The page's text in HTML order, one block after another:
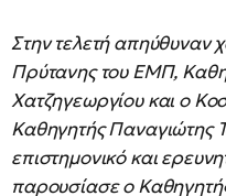
Στην τελετή απηύθυναν
Πρύτανης του ΕΜΠ,
Χατζηγεωργίου και ο
Καθηγητής Παναγιώτης
επιστημονικό και
παρουσίασε ο